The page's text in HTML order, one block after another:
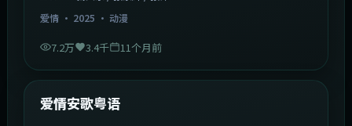
爱情· 2025 · 动漫
7.2万 3.4千 11个月前
最新
爱情安歌粤语